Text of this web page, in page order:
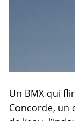
Un BMX qui
Concorde, un